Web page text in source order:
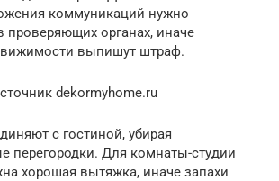
коммуникаций нужно
проверяющих органах, иначе
выпишут штраф.
dekormyhome.ru
с гостиной, убирая
перегородки. Для комнаты-студии
хорошая вытяжка, иначе запахи